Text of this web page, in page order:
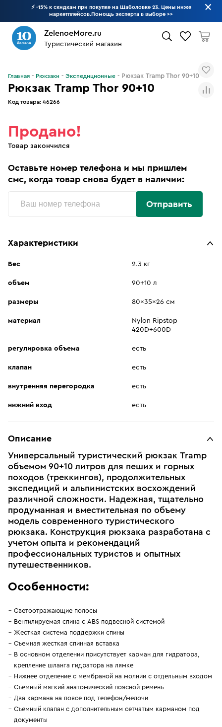
⚡ -15% к скидкам при покупке на Шаболовке 23. Цены ниже
маркетплейсов.Помощь эксперта в выборе >>
ZelenoeMore.ru
Туристический магазин
Рюкзак Tramp Thor 90+10
Код товара: 46266
Главная Рюкзаки Экспедиционные Рюкзак Tramp Thor 90+10
Продано!
Товар закончился
Оставьте номер телефона и мы пришлем
смс, когда товар снова будет в наличии:
Отправить
Характеристики
Вес 2.3 кг
объем 90+10 л
размеры 80x35x26 см
материал
Nylon Ripstop
420D+600D
регулировка объема есть
клапан есть
внутренняя перегородка есть
нижний вход есть
Описание
Универсальный туристический рюкзак Tramp
объемом 90+10 литров для пеших и горных
походов (треккингов), продолжительных
экспедиций и альпинистских восхождений
различной сложности. Надежная, тщательно
продуманная и вместительная по объему
модель современного туристического
рюкзака. Конструкция рюкзака разработана с
учетом опыта и рекомендаций
профессиональных туристов и опытных
путешественников.
Особенности:
Светоотражающие полосы
Вентилируемая спина с ABS подвесной системой
Жесткая система поддержки спины
Съемная жесткая спинная вставка
В основном отделении присутствует карман для гидратора,
крепление шланга гидратора на лямке
Нижнее отделение с мембраной на молнии с отдельным входом
Съемный мягкий анатомический поясной ремень
Два кармана на поясе под телефон/мелочи
Съемный клапан с дополнительным сетчатым карманом под
документы